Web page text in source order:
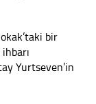
bir
Yurtseven’in